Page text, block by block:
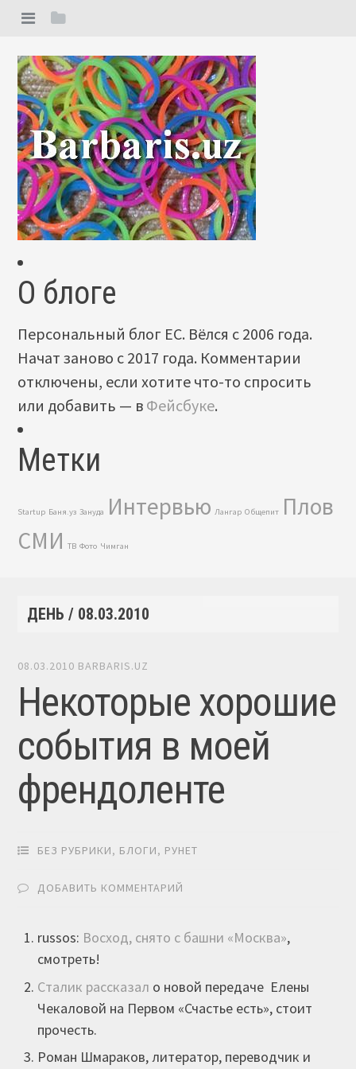
О блоге
Персональный блог ЕС. Вёлся с 2006 года.
Начат заново с 2017 года. Комментарии
отключены, если хотите что-то спросить
или добавить — в Фейсбуке.
Метки
Startup Баня.уз Зануда Интервью Лангар Общепит Плов
СМИ ТВ Фото Чимган
ДЕНЬ / 08.03.2010
08.03.2010 BARBARIS.UZ
Некоторые хорошие
события в моей
френдоленте
БЕЗ РУБРИКИ, БЛОГИ, РУНЕТ
ДОБАВИТЬ КОММЕНТАРИЙ
russos: Восход, снято с башни «Москва»,
смотреть!
Сталик рассказал о новой передаче Елены
Чекаловой на Первом «Счастье есть», стоит
прочесть.
Роман Шмараков, литератор, переводчик и